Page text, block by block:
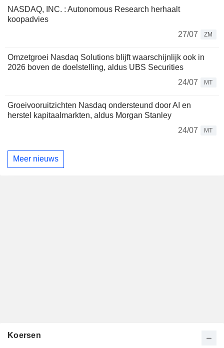
NASDAQ, INC. : Autonomous Research herhaalt
koopadvies
27/07
ZM
Omzetgroei Nasdaq Solutions blijft waarschijnlijk ook in
2026 boven de doelstelling, aldus UBS Securities
24/07
MT
Groeivooruitzichten Nasdaq ondersteund door AI en
herstel kapitaalmarkten, aldus Morgan Stanley
24/07
MT
Meer nieuws
Koersen